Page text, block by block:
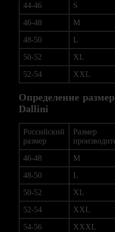
44-46
S
46-48
M
48-50
L
50-52
XL
52-54
XXL
Определение
Dallini
Российский
размер
Размер
46-48
M
48-50
L
50-52
XL
52-54
XXL
54-56
XXXL